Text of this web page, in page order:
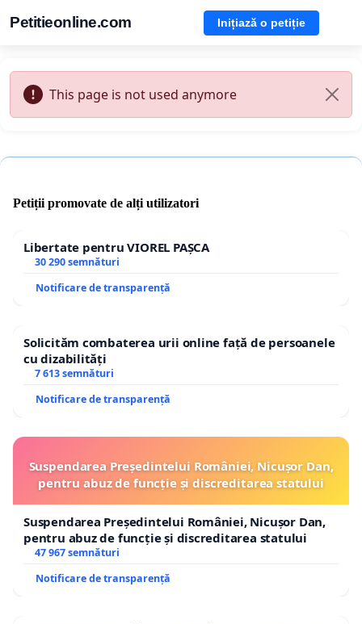
Petitieonline.com Inițiază o petiție
This page is not used anymore
Petiții promovate de alți utilizatori
Libertate pentru VIOREL PAȘCA
30 290 semnături
Notificare de transparență
Solicităm combaterea urii online față de persoanele
cu dizabilități
7 613 semnături
Notificare de transparență
Suspendarea Președintelui României, Nicușor Dan,
pentru abuz de funcție și discreditarea statului
Suspendarea Președintelui României, Nicușor Dan,
pentru abuz de funcție și discreditarea statului
47 967 semnături
Notificare de transparență